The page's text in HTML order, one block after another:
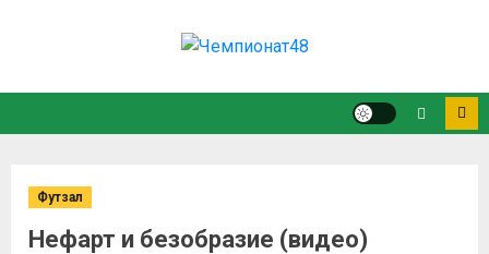
Футзал
Нефарт и безобразие (видео)